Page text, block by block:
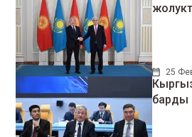
25
барды